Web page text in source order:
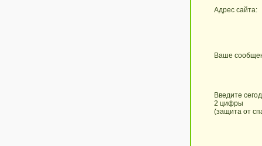
Адрес сайта:
Ваше
Введите
2 цифры
(защита от